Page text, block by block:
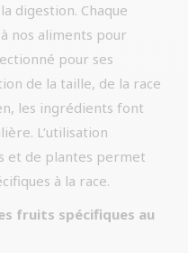
digestion. Chaque
nos aliments pour
pour ses
de la taille, de la race
les ingrédients font
L’utilisation
et de plantes permet
à la race.
fruits spécifiques au